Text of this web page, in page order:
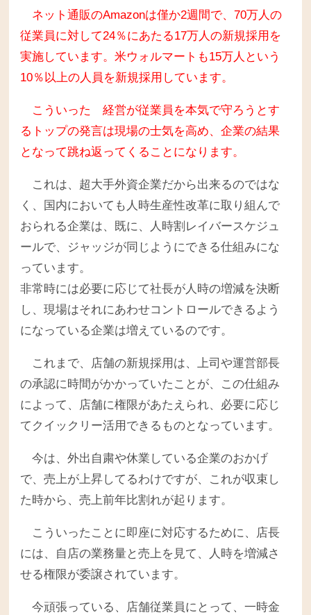
ネット通販のAmazonは僅か2週間で、70万人の
従業員に対して24％にあたる17万人の新規採用を
実施しています。米ウォルマートも15万人という
10％以上の人員を新規採用しています。
こういった 経営が従業員を本気で守ろうとす
るトップの発言は現場の士気を高め、企業の結果
となって跳ね返ってくることになります。
これは、超大手外資企業だから出来るのではな
く、国内においても人時生産性改革に取り組んで
おられる企業は、既に、人時割レイバースケジュ
ールで、ジャッジが同じようにできる仕組みにな
っています。
非常時には必要に応じて社長が人時の増減を決断
し、現場はそれにあわせコントロールできるよう
になっている企業は増えているのです。
これまで、店舗の新規採用は、上司や運営部長
の承認に時間がかかっていたことが、この仕組み
によって、店舗に権限があたえられ、必要に応じ
てクイックリー活用できるものとなっています。
今は、外出自粛や休業している企業のおかげ
で、売上が上昇してるわけですが、これが収束し
た時から、売上前年比割れが起ります。
こういったことに即座に対応するために、店長
には、自店の業務量と売上を見て、人時を増減さ
せる権限が委譲されています。
今頑張っている、店舗従業員にとって、一時金